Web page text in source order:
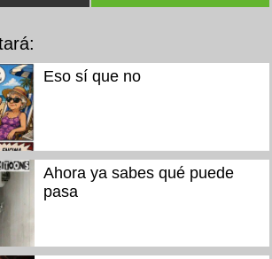
Eso sí que no
Ahora ya sabes qué puede
pasa